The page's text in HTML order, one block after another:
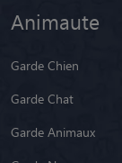
Animaute
Garde Chien
Garde Chat
Garde Animaux